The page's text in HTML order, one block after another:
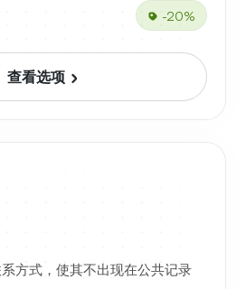
-20%
查看选项
方式，使其不出现在公共记录